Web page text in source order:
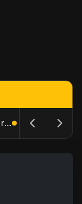
The Batman : Part II – Robert Pattinson replonge dans les ténèbres de Gotham dès octobre 2027